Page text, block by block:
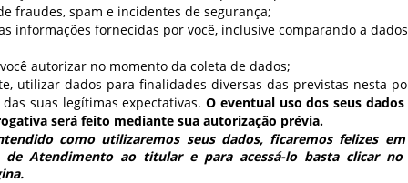
fraudes, spam e incidentes de segurança;
informações fornecidas por você, inclusive comparando a
autorizar no momento da coleta de dados;
utilizar dados para finalidades diversas das previstas nesta
suas legítimas expectativas.O eventual uso dos seus
será feito mediante sua autorização prévia.
como utilizaremos seus dados, ficaremos felizes em
Atendimento ao titular e para acessá-lo basta clicar no